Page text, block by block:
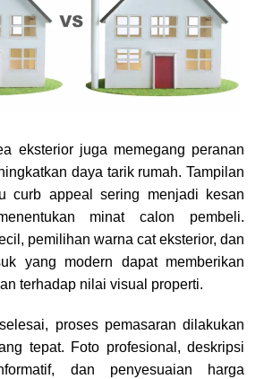
eksterior juga memegang peranan
daya tarik rumah. Tampilan
curb appeal sering menjadi kesan
minat calon pembeli.
pemilihan warna cat eksterior, dan
yang modern dapat memberikan
terhadap nilai visual properti.
proses pemasaran dilakukan
tepat. Foto profesional, deskripsi
dan penyesuaian harga